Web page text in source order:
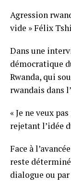
Agression
vide » Félix
Dans une
démocratique
Rwanda, qui
rwandais dans
« Je ne veux
rejetant l’idée
Face à
reste
dialogue ou